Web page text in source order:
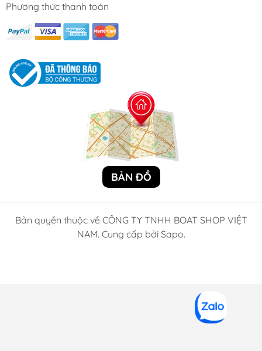
Phương thức thanh toán
BẢN ĐỒ
Bản quyền thuộc về CÔNG TY TNHH BOAT SHOP VIỆT
NAM. Cung cấp bởi Sapo.